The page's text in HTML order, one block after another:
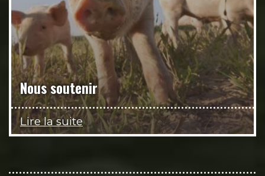
Nous soutenir
Lire la suite